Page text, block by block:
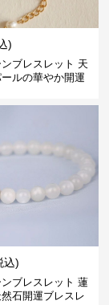
)
ブレスレット 天
ルの華やか開運
込)
ブレスレット 蓮
石開運ブレスレ